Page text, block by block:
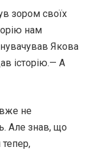
зором своїх
нам
Якова
історію.— А
не
Але знав, що